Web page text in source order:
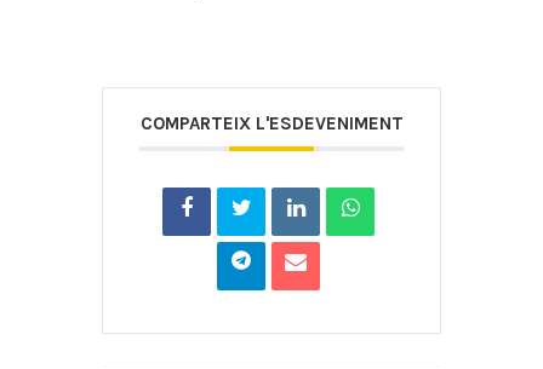
COMPARTEIX L'ESDEVENIMENT